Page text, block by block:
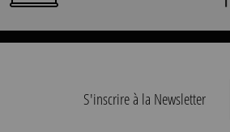
S'inscrire à la Newsletter